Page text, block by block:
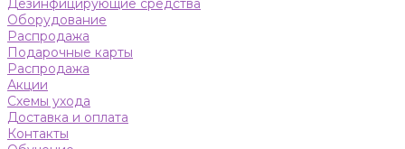
Дезинфицирующие средства
Оборудование
Распродажа
Подарочные карты
Распродажа
Акции
Схемы ухода
Доставка и оплата
Контакты